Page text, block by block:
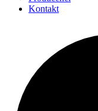
Kontakt